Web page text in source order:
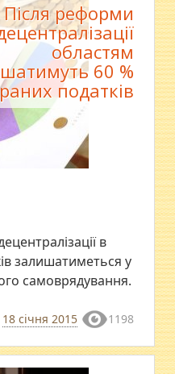
Після реформи
областям
60 %
податків
в
залишатиметься у
самоврядування.
18 січня 2015 1198